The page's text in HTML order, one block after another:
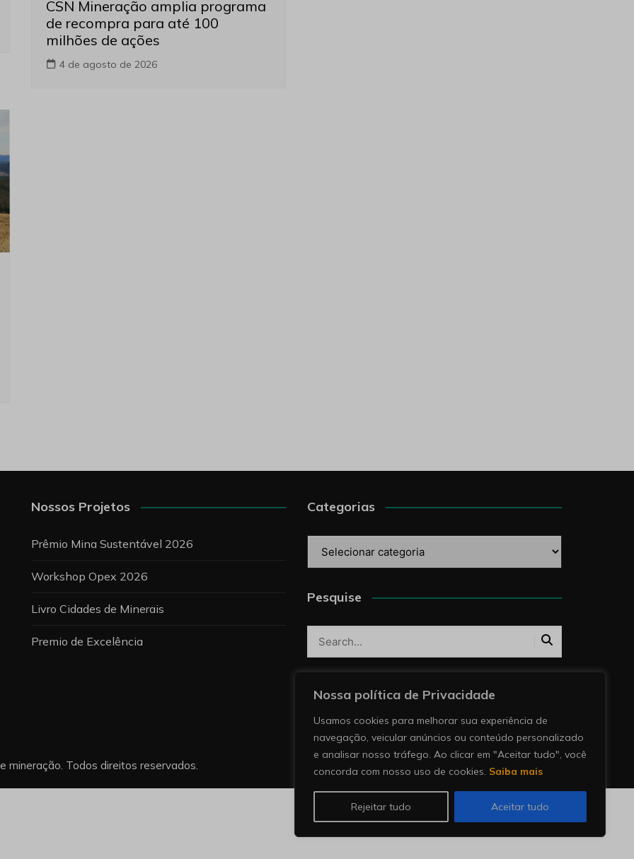
Nossa política de Privacidade
Usamos cookies para melhorar sua experiência de
navegação, veicular anúncios ou conteúdo personalizado
e analisar nosso tráfego. Ao clicar em "Aceitar tudo", você
concorda com nosso uso de cookies. Saiba mais
Rejeitar tudo Aceitar tudo
CSN Mineração amplia programa
de recompra para até 100
milhões de ações
4 de agosto de 2026
Nossos Projetos
Prêmio Mina Sustentável 2026
Workshop Opex 2026
Livro Cidades de Minerais
Premio de Excelência
Categorias
Pesquise
mineração. Todos direitos reservados.